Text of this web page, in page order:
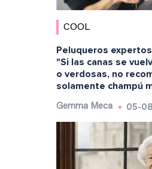
COOL
Peluqueros
"Si las canas se
o verdosas, no
solamente champú
Gemma Meca 05-